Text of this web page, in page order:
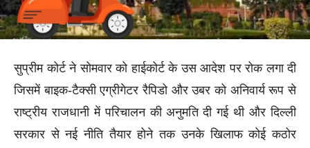
सुप्रीम कोर्ट ने सोमवार को हाईकोर्ट के उस आदेश पर रोक लगा दी
जिसमें बाइक-टैक्सी एग्रीगेटर रैपिडो और उबर को अनिवार्य रूप से
राष्ट्रीय राजधानी में परिचालन की अनुमति दी गई थी और दिल्ली
सरकार से नई नीति तैयार होने तक उनके खिलाफ कोई कठोर